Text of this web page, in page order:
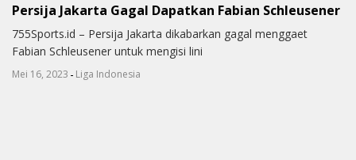
Persija Jakarta Gagal Dapatkan Fabian Schleusener
755Sports.id – Persija Jakarta dikabarkan gagal menggaet
Fabian Schleusener untuk mengisi lini
Mei 16, 2023 - Liga Indonesia